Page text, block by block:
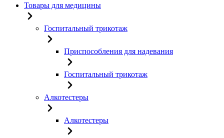
Товары для медицины
Госпитальный трикотаж
Приспособления для надевания
Госпитальный трикотаж
Алкотестеры
Алкотестеры